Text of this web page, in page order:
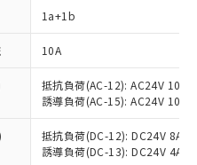
1a+1b
10A
抵抗負荷(AC-12): AC24V 10A/
誘導負荷(AC-15): AC24V
抵抗負荷(DC-12): DC24V 8A/
誘導負荷(DC-13): DC24V 4A/
指令（10物質）の
提供可能な商品で
令（10物質）の非含
替える予定のある